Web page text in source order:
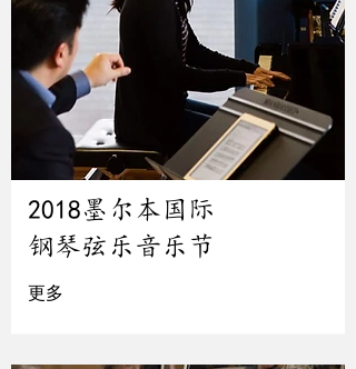
2018墨尔本国际
钢琴弦乐音乐节
更多